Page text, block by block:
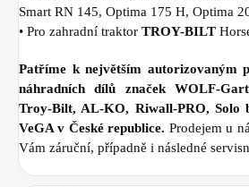
Smart RN 145, Optima 175 H, Optima
• Pro zahradní traktor TROY-BILT
Patříme k největším autorizovaným
náhradních dílů značek WOLF-
Troy-Bilt, AL-KO, Riwall-PRO, Solo
VeGA v České republice. Prodejem u
Vám záruční, případně i následné